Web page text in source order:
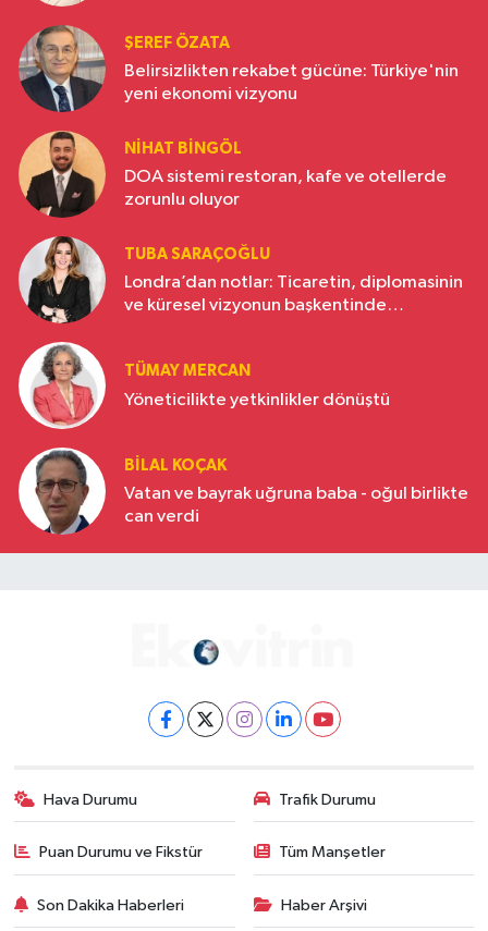
ŞEREF ÖZATA
Belirsizlikten rekabet gücüne: Türkiye'nin
yeni ekonomi vizyonu
NIHAT BINGÖL
DOA sistemi restoran, kafe ve otellerde
zorunlu oluyor
TUBA SARAÇOĞLU
Londra’dan notlar: Ticaretin, diplomasinin
ve küresel vizyonun başkentinde
TÜMAY MERCAN
Yöneticilikte yetkinlikler dönüştü
BILAL KOÇAK
Vatan ve bayrak uğruna baba - oğul birlikte
can verdi
Hava Durumu Trafik Durumu
Puan Durumu ve Fikstür Tüm Manşetler
Son Dakika Haberleri Haber Arşivi